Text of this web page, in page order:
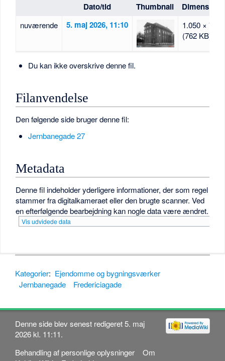
Dato/tid Thumbnail
nuværende 5. maj 2026, 11:10
1.050 × 773
(762 KB)
Du kan ikke overskrive denne fil.
Filanvendelse
Den følgende side bruger denne fil:
Jernbanegade 27
Metadata
Denne fil indeholder yderligere informationer, der som regel
stammer fra digitalkameraet eller den brugte scanner. Ved
en efterfølgende bearbejdning kan nogle data være ændret.
Vis udvidede data
Kategorier: Ejendomme og bygningsværker
Jernbanegade
Fredericiagade
Denne side blev senest redigeret 5. maj
2026 kl. 11:11.
Behandling af personlige oplysninger
Om